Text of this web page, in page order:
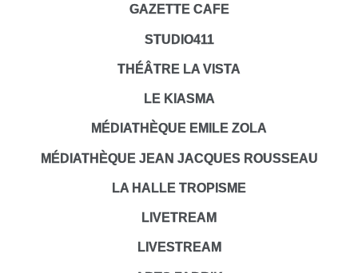
GAZETTE CAFE
STUDIO411
THÉÂTRE LA VISTA
LE KIASMA
MÉDIATHÈQUE EMILE ZOLA
MÉDIATHÈQUE JEAN JACQUES ROUSSEAU
LA HALLE TROPISME
LIVETREAM
LIVESTREAM